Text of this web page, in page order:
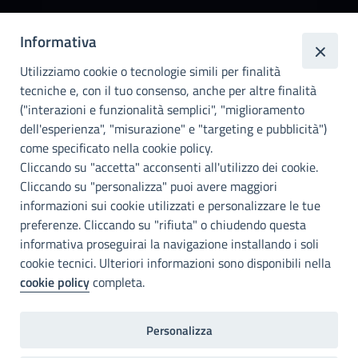
metropolitana di
Palermo
Info e contatti
Città Metropoliitana di Palermo
Via Maqueda, 100 - 90134 - Palermo
Cod. Fisc. 80021470820
PEC: cm.pa@cert.cittametropolitana.pa.it
I nostri canali social
Accessibilità
Città Metropolitana di Palermo si impegna a rendere il proprio sito
web accessibile, conformemente al D.lgs. 10 agosto 2018, n°106
Informativa
Utilizziamo cookie o tecnologie simili per finalità
tecniche e, con il tuo consenso, anche per altre finalità
("interazioni e funzionalità semplici", "miglioramento
dell'esperienza", "misurazione" e "targeting e pubblicità")
come specificato nella cookie policy.
Cliccando su "accetta" acconsenti all'utilizzo dei cookie.
Cliccando su "personalizza" puoi avere maggiori
informazioni sui cookie utilizzati e personalizzare le tue
preferenze. Cliccando su "rifiuta" o chiudendo questa
informativa proseguirai la navigazione installando i soli
cookie tecnici. Ulteriori informazioni sono disponibili nella
cookie policycompleta.
Personalizza